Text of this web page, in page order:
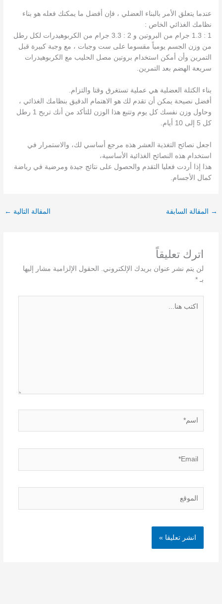
عندما يتعلق الأمر بالبناء العضلي ، فإن أفضل ما يمكنك فعله هو بناء
نظامك الغذائي الخاص :
1 : 1.3 جرام من البروتين و 2 : 3.3 جرام من الكربوهيدرات لكل رطل
من وزن الجسم يومياً مقسوما على ست وجبات ، مع وجبة كبيرة قبل
التمرين وأن أمكن استخدام بروتين مصل الحليب مع الكربوهيدرات
سريعة الهضم بعد التمرين.
بناء الكتلة العضلية هي عملية تستغرق وقتا والتزام.
أفضل نصيحة يمكن أن تقدم لك هو الاهتمام الدقيق بنظامك الغذائي ،
وحاول وزن نفسك كل يوم وتتبع هذا الوزن للتأكد من أنك تربح 1 رطل
كل 5 إلى 10 أيام.
اجعل نصائح التغذية العشر هذه مرجع أساسي لك، والاستمرار في
استخدام هذه النصائح الغذائية الأساسية،
هذا إذا أردت فعليا التقدم والحصول على نتائج جيدة ومرضية في رياضة
كمال الأجسام.
→ المقالة السابقة المقالة التالية ←
اترك تعليقاً
لن يتم نشر عنوان بريدك الإلكتروني.
الحقول الإلزامية مشار إليها
بـ *
هنا...